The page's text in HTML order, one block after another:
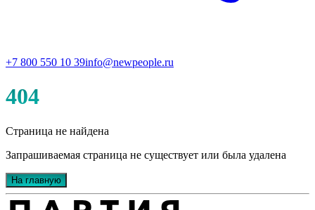
+7 800 550 10 39info@newpeople.ru
404
Страница не найдена
Запрашиваемая страница не существует или была удалена
На главную